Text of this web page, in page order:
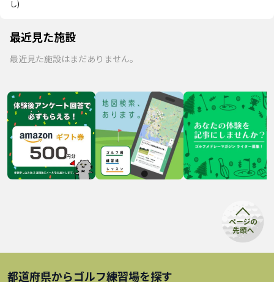
し)
最近見た施設
最近見た施設はまだありません。
都道府県からゴルフ練習場を探す